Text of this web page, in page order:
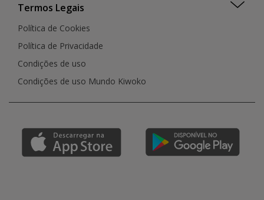
Termos Legais
Política de Cookies
Política de Privacidade
Condições de uso
Condições de uso Mundo Kiwoko